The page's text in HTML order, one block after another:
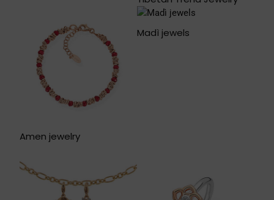
Amen jewelry
Madì jewels